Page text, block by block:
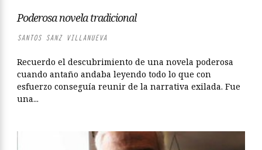
Poderosa novela tradicional
SANTOS SANZ VILLANUEVA
Recuerdo el descubrimiento de una novela poderosa
cuando antaño andaba leyendo todo lo que con
esfuerzo conseguía reunir de la narrativa exilada. Fue
una...